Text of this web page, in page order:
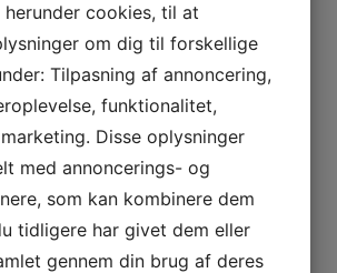
cookies, til at
om dig til forskellige
Tilpasning af annoncering,
funktionalitet,
Disse oplysninger
med annoncerings- og
som kan kombinere dem
tidligere har givet dem eller
gennem din brug af deres